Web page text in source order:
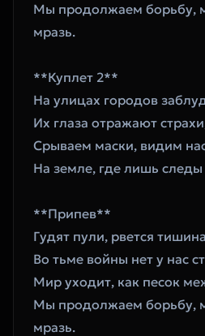
Мы продолжаем борьбу,
мразь.
**Куплет 2**
На улицах городов
Их глаза отражают
Срываем маски, видим
На земле, где лишь следы
**Припев**
Гудят пули, рвется
Во тьме войны нет у нас
Мир уходит, как песок
Мы продолжаем борьбу,
мразь.